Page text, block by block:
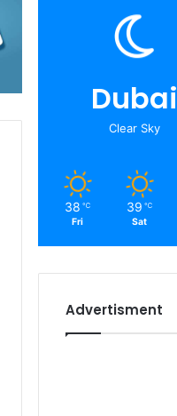
Dubai
Clear Sky
38 ℃
Fri
39 ℃
Sat
Advertisment